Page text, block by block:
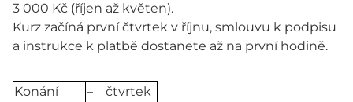
3 000 Kč (říjen až květen).
Kurz začíná první čtvrtek v říjnu, smlouvu k podpisu
a instrukce k platbě dostanete až na první hodině.
Konání
– čtvrtek